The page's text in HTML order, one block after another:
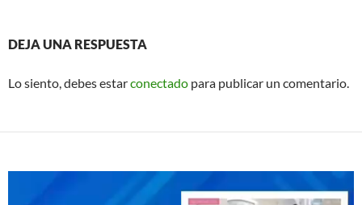
DEJA UNA RESPUESTA
Lo siento, debes estarconectado para publicar un comentario.